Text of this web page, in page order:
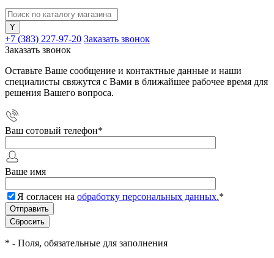
+7 (383) 227-97-20 Заказать звонок
Заказать звонок
Оставьте Ваше сообщение и контактные данные и наши
специалисты свяжутся с Вами в ближайшее рабочее время для
решения Вашего вопроса.
Ваш сотовый телефон*
Ваше имя
Я согласен на обработку персональных данных.*
* - Поля, обязательные для заполнения